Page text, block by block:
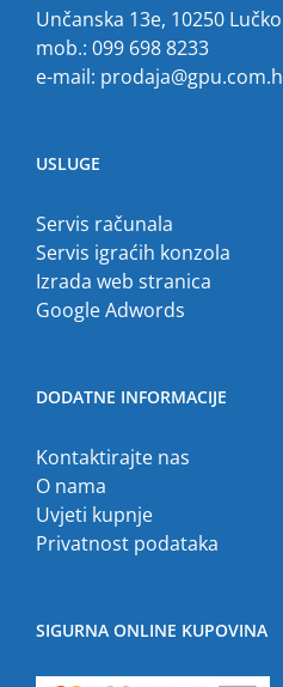
Unčanska 13e, 10250 Lučko
mob.: 099 698 8233
e-mail:
USLUGE
Servis računala
Servis igraćih konzola
Izrada web stranica
Google Adwords
DODATNE INFORMACIJE
Kontaktirajte nas
O nama
Uvjeti kupnje
Privatnost podataka
SIGURNA ONLINE KUPOVINA